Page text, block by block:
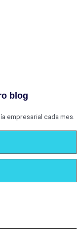
blog
empresarial cada mes.